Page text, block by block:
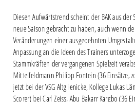
Diesen Aufwärtstrend scheint der BAK aus
neue Saison gebracht zu haben, auch wenn
Veränderungen einer ausgedehnten
Anpassung an die Ideen des Trainers
Stammkräften der vergangenen Spielzeit
Mittelfeldmann Philipp Fontein (36 Einsätze,
jetzt bei der VSG Altglienicke, Kollege Lukas
Scorer) bei Carl Zeiss, Abu Bakarr Kargbo (36